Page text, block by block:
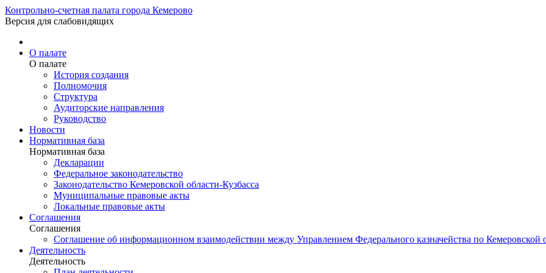
Контрольно-счетная палата города Кемерово
Версия для слабовидящих
О палате
О палате
История создания
Полномочия
Структура
Аудиторские направления
Руководство
Новости
Нормативная база
Нормативная база
Декларации
Федеральное законодательство
Законодательство Кемеровской области-Кузбасса
Муниципальные правовые акты
Локальные правовые акты
Соглашения
Соглашения
Соглашение об информационном взаимодействии между Управлением Федерального казначейства по Кемеровской
Деятельность
Деятельность